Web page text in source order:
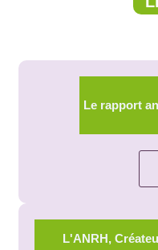
Le rapport
L'ANRH,